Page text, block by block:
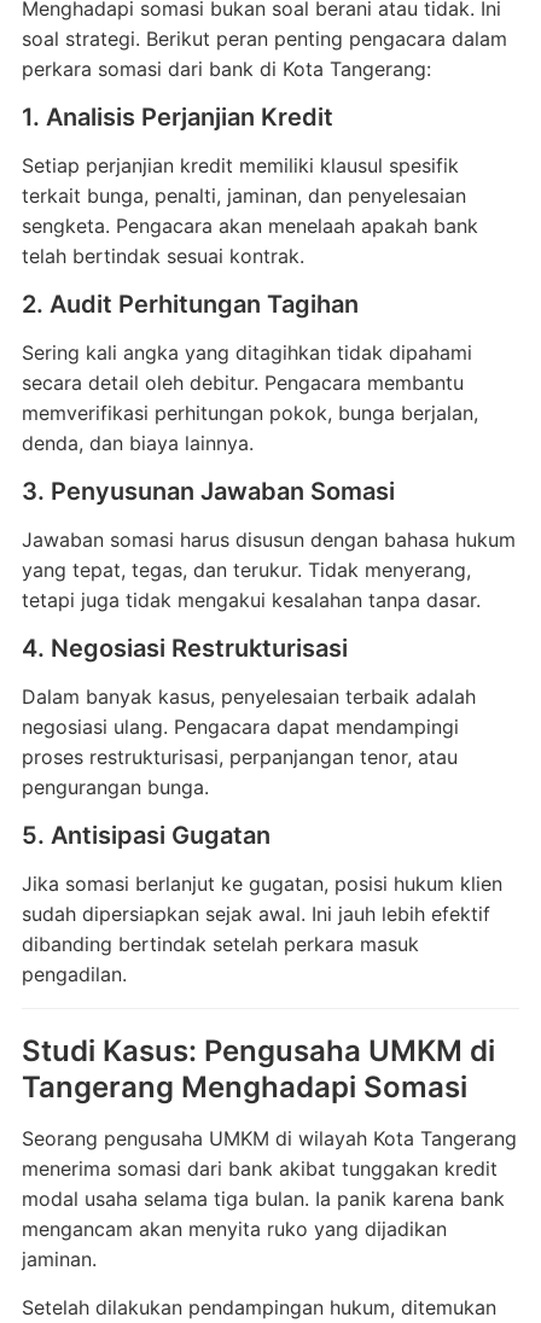
Menghadapi somasi bukan soal berani atau tidak. Ini
soal strategi. Berikut peran penting pengacara dalam
perkara somasi dari bank di Kota Tangerang:
1. Analisis Perjanjian Kredit
Setiap perjanjian kredit memiliki klausul spesifik
terkait bunga, penalti, jaminan, dan penyelesaian
sengketa. Pengacara akan menelaah apakah bank
telah bertindak sesuai kontrak.
2. Audit Perhitungan Tagihan
Sering kali angka yang ditagihkan tidak dipahami
secara detail oleh debitur. Pengacara membantu
memverifikasi perhitungan pokok, bunga berjalan,
denda, dan biaya lainnya.
3. Penyusunan Jawaban Somasi
Jawaban somasi harus disusun dengan bahasa hukum
yang tepat, tegas, dan terukur. Tidak menyerang,
tetapi juga tidak mengakui kesalahan tanpa dasar.
4. Negosiasi Restrukturisasi
Dalam banyak kasus, penyelesaian terbaik adalah
negosiasi ulang. Pengacara dapat mendampingi
proses restrukturisasi, perpanjangan tenor, atau
pengurangan bunga.
5. Antisipasi Gugatan
Jika somasi berlanjut ke gugatan, posisi hukum klien
sudah dipersiapkan sejak awal. Ini jauh lebih efektif
dibanding bertindak setelah perkara masuk
pengadilan.
Studi Kasus: Pengusaha UMKM di
Tangerang Menghadapi Somasi
Seorang pengusaha UMKM di wilayah Kota Tangerang
menerima somasi dari bank akibat tunggakan kredit
modal usaha selama tiga bulan. Ia panik karena bank
mengancam akan menyita ruko yang dijadikan
jaminan.
Setelah dilakukan pendampingan hukum, ditemukan